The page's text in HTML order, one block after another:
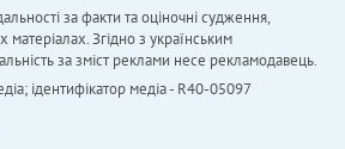
за факти та оціночні судження,
Згідно з українським
за зміст реклами несе рекламодавець.
ідентифікатор медіа - R40-05097